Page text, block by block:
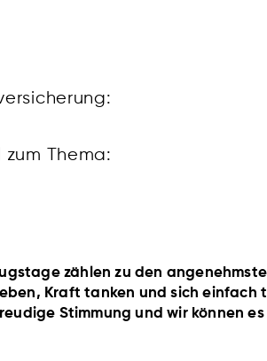
Thema:
zählen zu den
Kraft tanken und sich einfach
Stimmung und wir können